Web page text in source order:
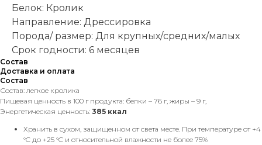
Белок: Кролик
Направление: Дрессировка
Порода/ размер: Для крупных/средних/малых
Срок годности: 6 месяцев
Состав
Доставка и оплата
Состав
Состав: легкое кролика
Пищевая ценность в 100 г продукта: белки – 76 г, жиры – 9 г,
Энергетическая ценность: 385 ккал
Хранить в сухом, защищенном от света месте. При температуре от +4
°C до +25 °C и относительной влажности не более 75%